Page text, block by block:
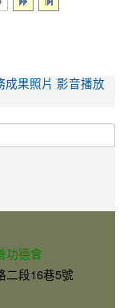
成果照片 影音播放
功德會
二段16巷5號